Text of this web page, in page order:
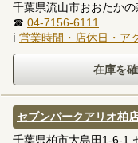
千葉県流山市おおたか
☎ 04-7156-6111
ℹ 営業時間・店休日・ア
セブンパークアリオ柏
千葉県柏市大島田1-6-1